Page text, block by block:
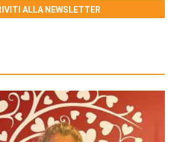
ALLA NEWSLETTER